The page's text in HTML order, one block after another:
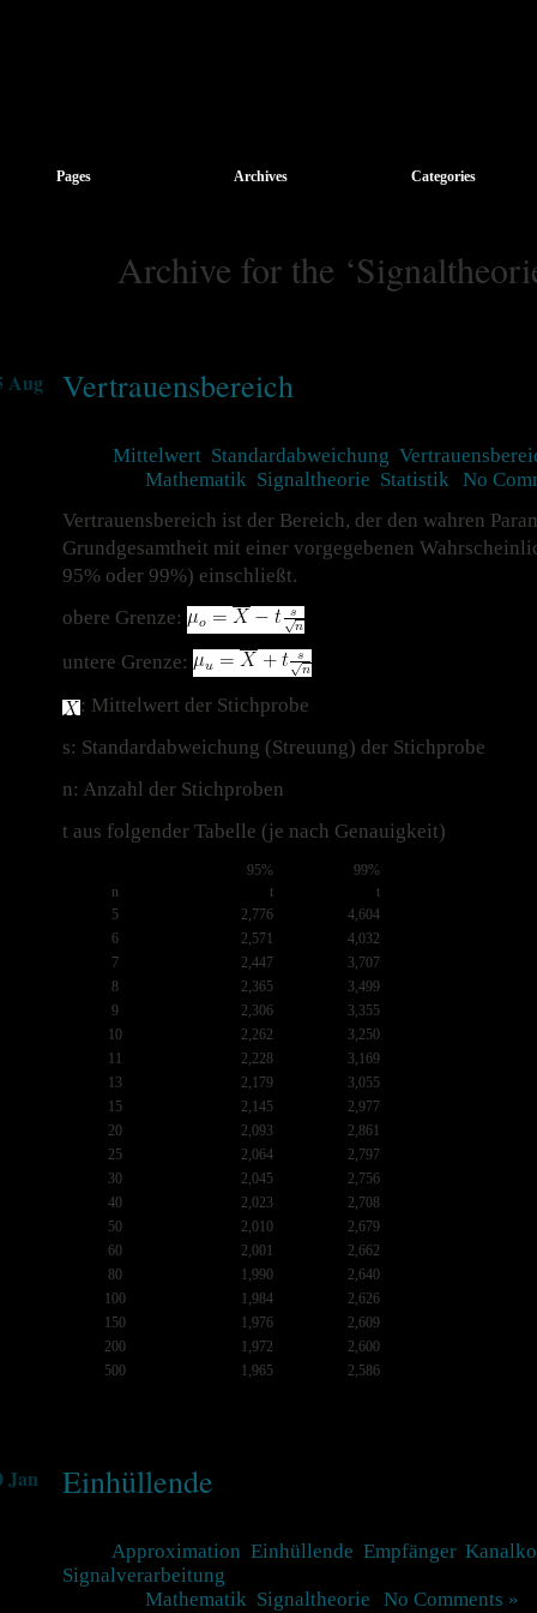
Pages Archives Categories
Archive for the
Vertrauensbereich
Aug
Mittelwert Standardabweichung
Mathematik Signaltheorie Statistik No
Vertrauensbereich ist der Bereich, der den wahren
Grundgesamtheit mit einer vorgegebenen
95% oder 99%) einschließt.
obere Grenze:
untere Grenze:
: Mittelwert der Stichprobe
s: Standardabweichung (Streuung) der Stichprobe
n: Anzahl der Stichproben
t aus folgender Tabelle (je nach Genauigkeit)
n
95%
99%
t
t
5
2,776
4,604
6
2,571
4,032
7
2,447
3,707
8
2,365
3,499
9
2,306
3,355
10
2,262
3,250
11
2,228
3,169
13
2,179
3,055
15
2,145
2,977
20
2,093
2,861
25
2,064
2,797
30
2,045
2,756
40
2,023
2,708
50
2,010
2,679
60
2,001
2,662
80
1,990
2,640
100
1,984
2,626
150
1,976
2,609
200
1,972
2,600
500
1,965 2,586
Einhüllende
Jan
Approximation Einhüllende Empfänger,
Signalverarbeitung
Mathematik Signaltheorie
No Comments »